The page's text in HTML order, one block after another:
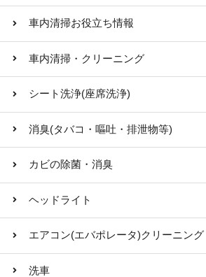
車内清掃お役立ち情報
車内清掃・クリーニング
シート洗浄(座席洗浄)
消臭(タバコ・嘔吐・排泄物等)
カビの除菌・消臭
ヘッドライト
エアコン(エバポレータ)クリーニング
洗車